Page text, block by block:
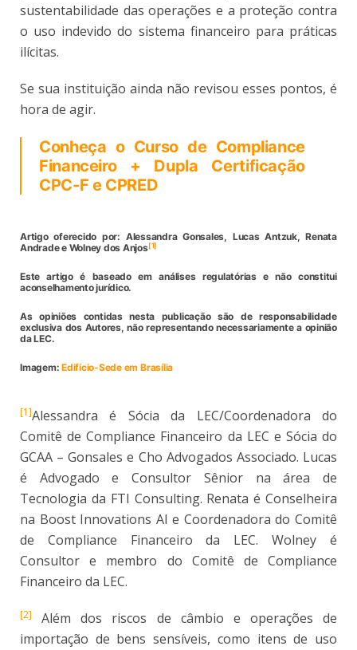
sustentabilidade das operações e a proteção contra
o uso indevido do sistema financeiro para práticas
ilícitas.
Se sua instituição ainda não revisou esses pontos, é
hora de agir.
Conheça o Curso de Compliance
Financeiro + Dupla Certificação
CPC-F e CPRED
Artigo oferecido por: Alessandra Gonsales, Lucas Antzuk, Renata
Andrade e Wolney dos Anjos[1]
Este artigo é baseado em análises regulatórias e não constitui
aconselhamento jurídico.
As opiniões contidas nesta publicação são de responsabilidade
exclusiva dos Autores, não representando necessariamente a opinião
da LEC.
Imagem:Edifício-Sede em Brasília
[1]Alessandra é Sócia da LEC/Coordenadora do
Comitê de Compliance Financeiro da LEC e Sócia do
GCAA – Gonsales e Cho Advogados Associado. Lucas
é Advogado e Consultor Sênior na área de
Tecnologia da FTI Consulting. Renata é Conselheira
na Boost Innovations AI e Coordenadora do Comitê
de Compliance Financeiro da LEC. Wolney é
Consultor e membro do Comitê de Compliance
Financeiro da LEC.
[2]
Além dos riscos de câmbio e operações de
importação de bens sensíveis, como itens de uso